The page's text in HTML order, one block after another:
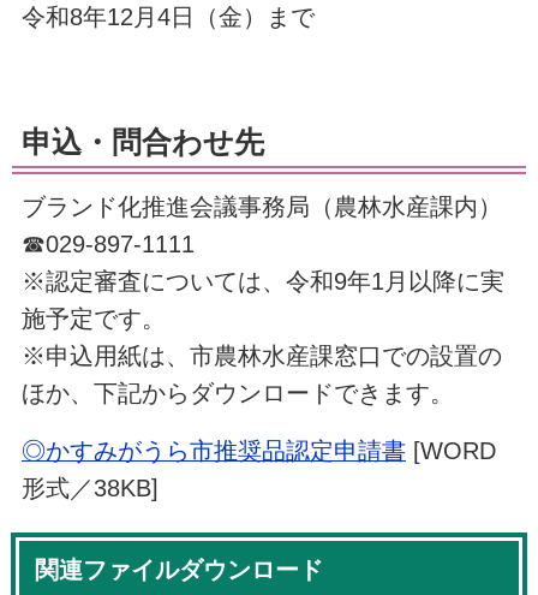
令和8年12月4日（金）まで
申込・問合わせ先
ブランド化推進会議事務局（農林水産課内）
☎029-897-1111
※認定審査については、令和9年1月以降に実
施予定です。
※申込用紙は、市農林水産課窓口での設置の
ほか、下記からダウンロードできます。
◎かすみがうら市推奨品認定申請書[WORD
形式／38KB]
関連ファイルダウンロード